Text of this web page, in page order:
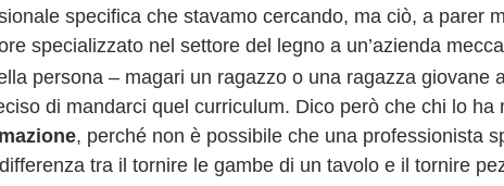
specifica che stavamo cercando, ma ciò, a parer
specializzato nel settore del legno a un’azienda
persona – magari un ragazzo o una ragazza giovane
di mandarci quel curriculum. Dico però che chi lo ha
, perché non è possibile che una professionista
tra il tornire le gambe di un tavolo e il tornire